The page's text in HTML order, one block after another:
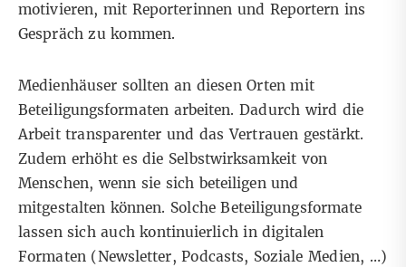
motivieren, mit Reporterinnen und Reportern ins
Gespräch zu kommen.
Medienhäuser sollten an diesen Orten mit
Beteiligungsformaten arbeiten. Dadurch wird die
Arbeit transparenter und das Vertrauen gestärkt.
Zudem erhöht es die Selbstwirksamkeit von
Menschen, wenn sie sich beteiligen und
mitgestalten können. Solche Beteiligungsformate
lassen sich auch kontinuierlich in digitalen
Formaten (Newsletter, Podcasts, Soziale Medien, …)